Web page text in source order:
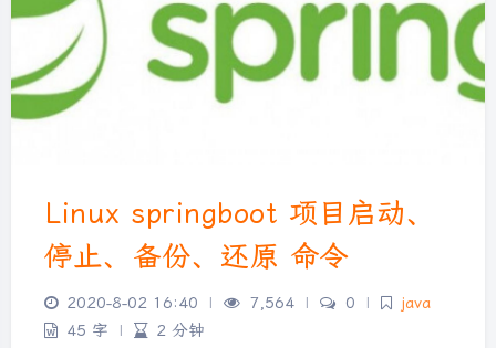
Linux springboot 项目启动、
停止、备份、还原 命令
2020-8-02 16:40 | 7,564 | 0 |
java
45 字
| 2 分钟